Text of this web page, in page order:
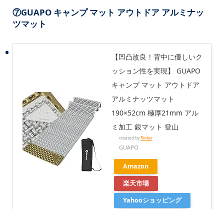
⑦GUAPO キャンプ マット アウトドア アルミナッ
ツマット
【凹凸改良！背中に優しいク
ッション性を実現】 GUAPO
キャンプ マット アウトドア
アルミナッツマット
190×52cm 極厚21mm アル
ミ加工 銀マット 登山
created byRinker
GUAPO
Amazon
楽天市場
Yahooショッピング